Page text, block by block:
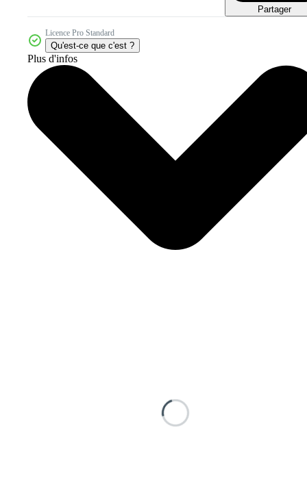
Partager
Licence Pro Standard
Qu'est-ce que c'est ?
Plus d'infos